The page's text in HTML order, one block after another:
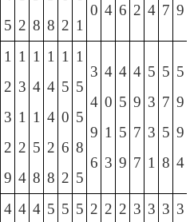
5 2 8 8 2 1
0 4 6 2 4 7 9
1
2
3
2
9
1
3
1
2
4
1
4
1
5
8
1
4
4
2
8
1
5
0
6
2
1
5
5
8
5
3
4
9
6
4
0
1
3
4
5
5
9
4
9
7
7
5
3
3
1
5
7
5
8
5
9
9
4
4 4 4 5 5 5 2 2 2 3 3 3 3